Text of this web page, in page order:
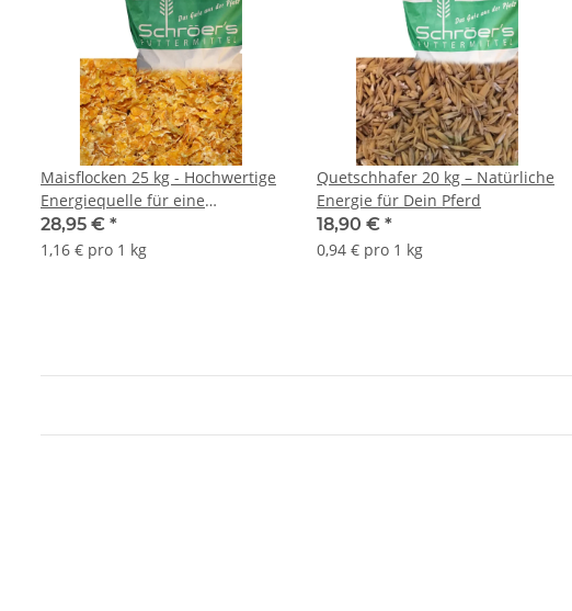
Maisflocken 25 kg - Hochwertige
Energiequelle für eine
ausgewogene Fütterung
28,95 € *
1,16 € pro 1 kg
Quetschhafer 20 kg – Natürliche
Energie für Dein Pferd
18,90 € *
0,94 € pro 1 kg